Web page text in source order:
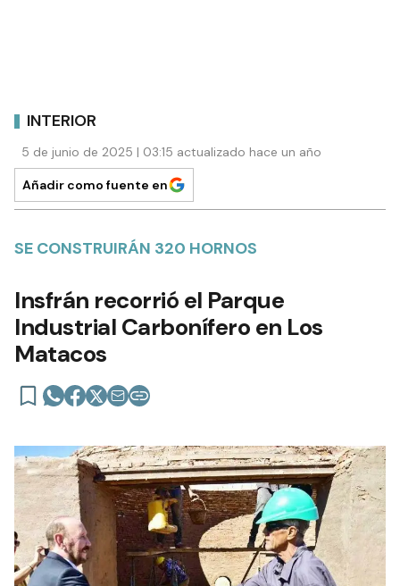
INTERIOR
5 de junio de 2025 | 03:15 actualizado hace un año
Añadir como fuente en
SE CONSTRUIRÁN 320 HORNOS
Insfrán recorrió el Parque
Industrial Carbonífero en Los
Matacos